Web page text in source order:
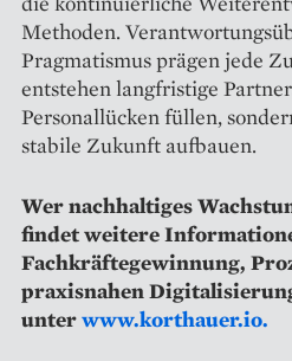
Methoden.
Pragmatismus prägen jede
entstehen langfristige
Personallücken füllen,
stabile Zukunft aufbauen.
Wer nachhaltiges
findet weitere
Fachkräftegewinnung,
praxisnahen
unterwww.korthauer.io.